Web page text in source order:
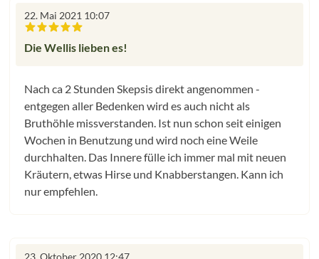
22. Mai 2021 10:07
Die Wellis lieben es!
Nach ca 2 Stunden Skepsis direkt angenommen -
entgegen aller Bedenken wird es auch nicht als
Bruthöhle missverstanden. Ist nun schon seit einigen
Wochen in Benutzung und wird noch eine Weile
durchhalten. Das Innere fülle ich immer mal mit neuen
Kräutern, etwas Hirse und Knabberstangen. Kann ich
nur empfehlen.
23. Oktober 2020 12:47